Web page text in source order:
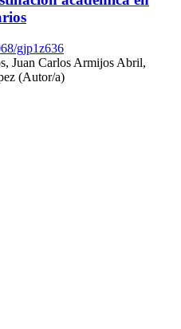
gjp1z636
Juan Carlos Armijos Abril,
(Autor/a)